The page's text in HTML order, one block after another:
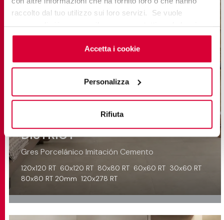
raccolto dal tuo utilizzo sui loro servizi. Se vuole
cookieclicchi qui. Il consenso può essere espresso
cliccando sul tasto “Accetta i cookie”. Se non vuole i
cookie di profilazione può negare il consenso sul tasto
Accetta i cookie
Personalizza
Rifiuta
DISTRICT
Gres Porcelánico Imitación Cemento
120x120 RT 60x120 RT 80x80 RT 60x60 RT 30x60 RT
80x80 RT 20mm 120x278 RT